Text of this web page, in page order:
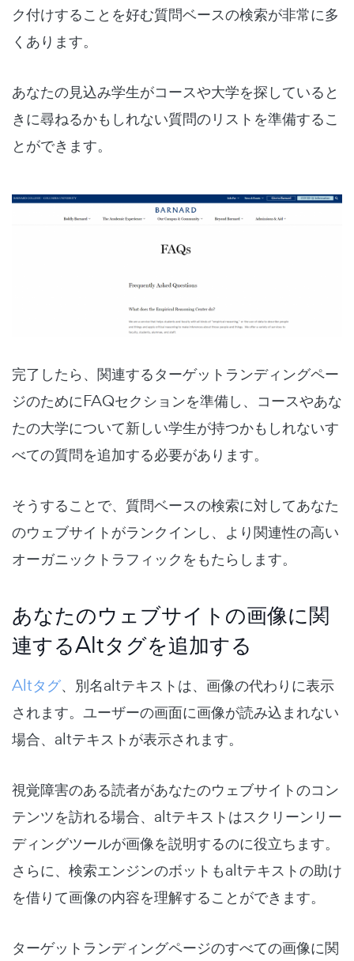
ク付けすることを好む質問ベースの検索が非常に多
くあります。
あなたの見込み学生がコースや大学を探していると
きに尋ねるかもしれない質問のリストを準備するこ
とができます。
完了したら、関連するターゲットランディングペー
ジのためにFAQセクションを準備し、コースやあな
たの大学について新しい学生が持つかもしれないす
べての質問を追加する必要があります。
そうすることで、質問ベースの検索に対してあなた
のウェブサイトがランクインし、より関連性の高い
オーガニックトラフィックをもたらします。
あなたのウェブサイトの画像に関
連するAltタグを追加する
Altタグ、別名altテキストは、画像の代わりに表示
されます。 ユーザーの画面に画像が読み込まれない
場合、altテキストが表示されます。
視覚障害のある読者があなたのウェブサイトのコン
テンツを訪れる場合、altテキストはスクリーンリー
ディングツールが画像を説明するのに役立ちます。
さらに、検索エンジンのボットもaltテキストの助け
を借りて画像の内容を理解することができます。
ターゲットランディングページのすべての画像に関